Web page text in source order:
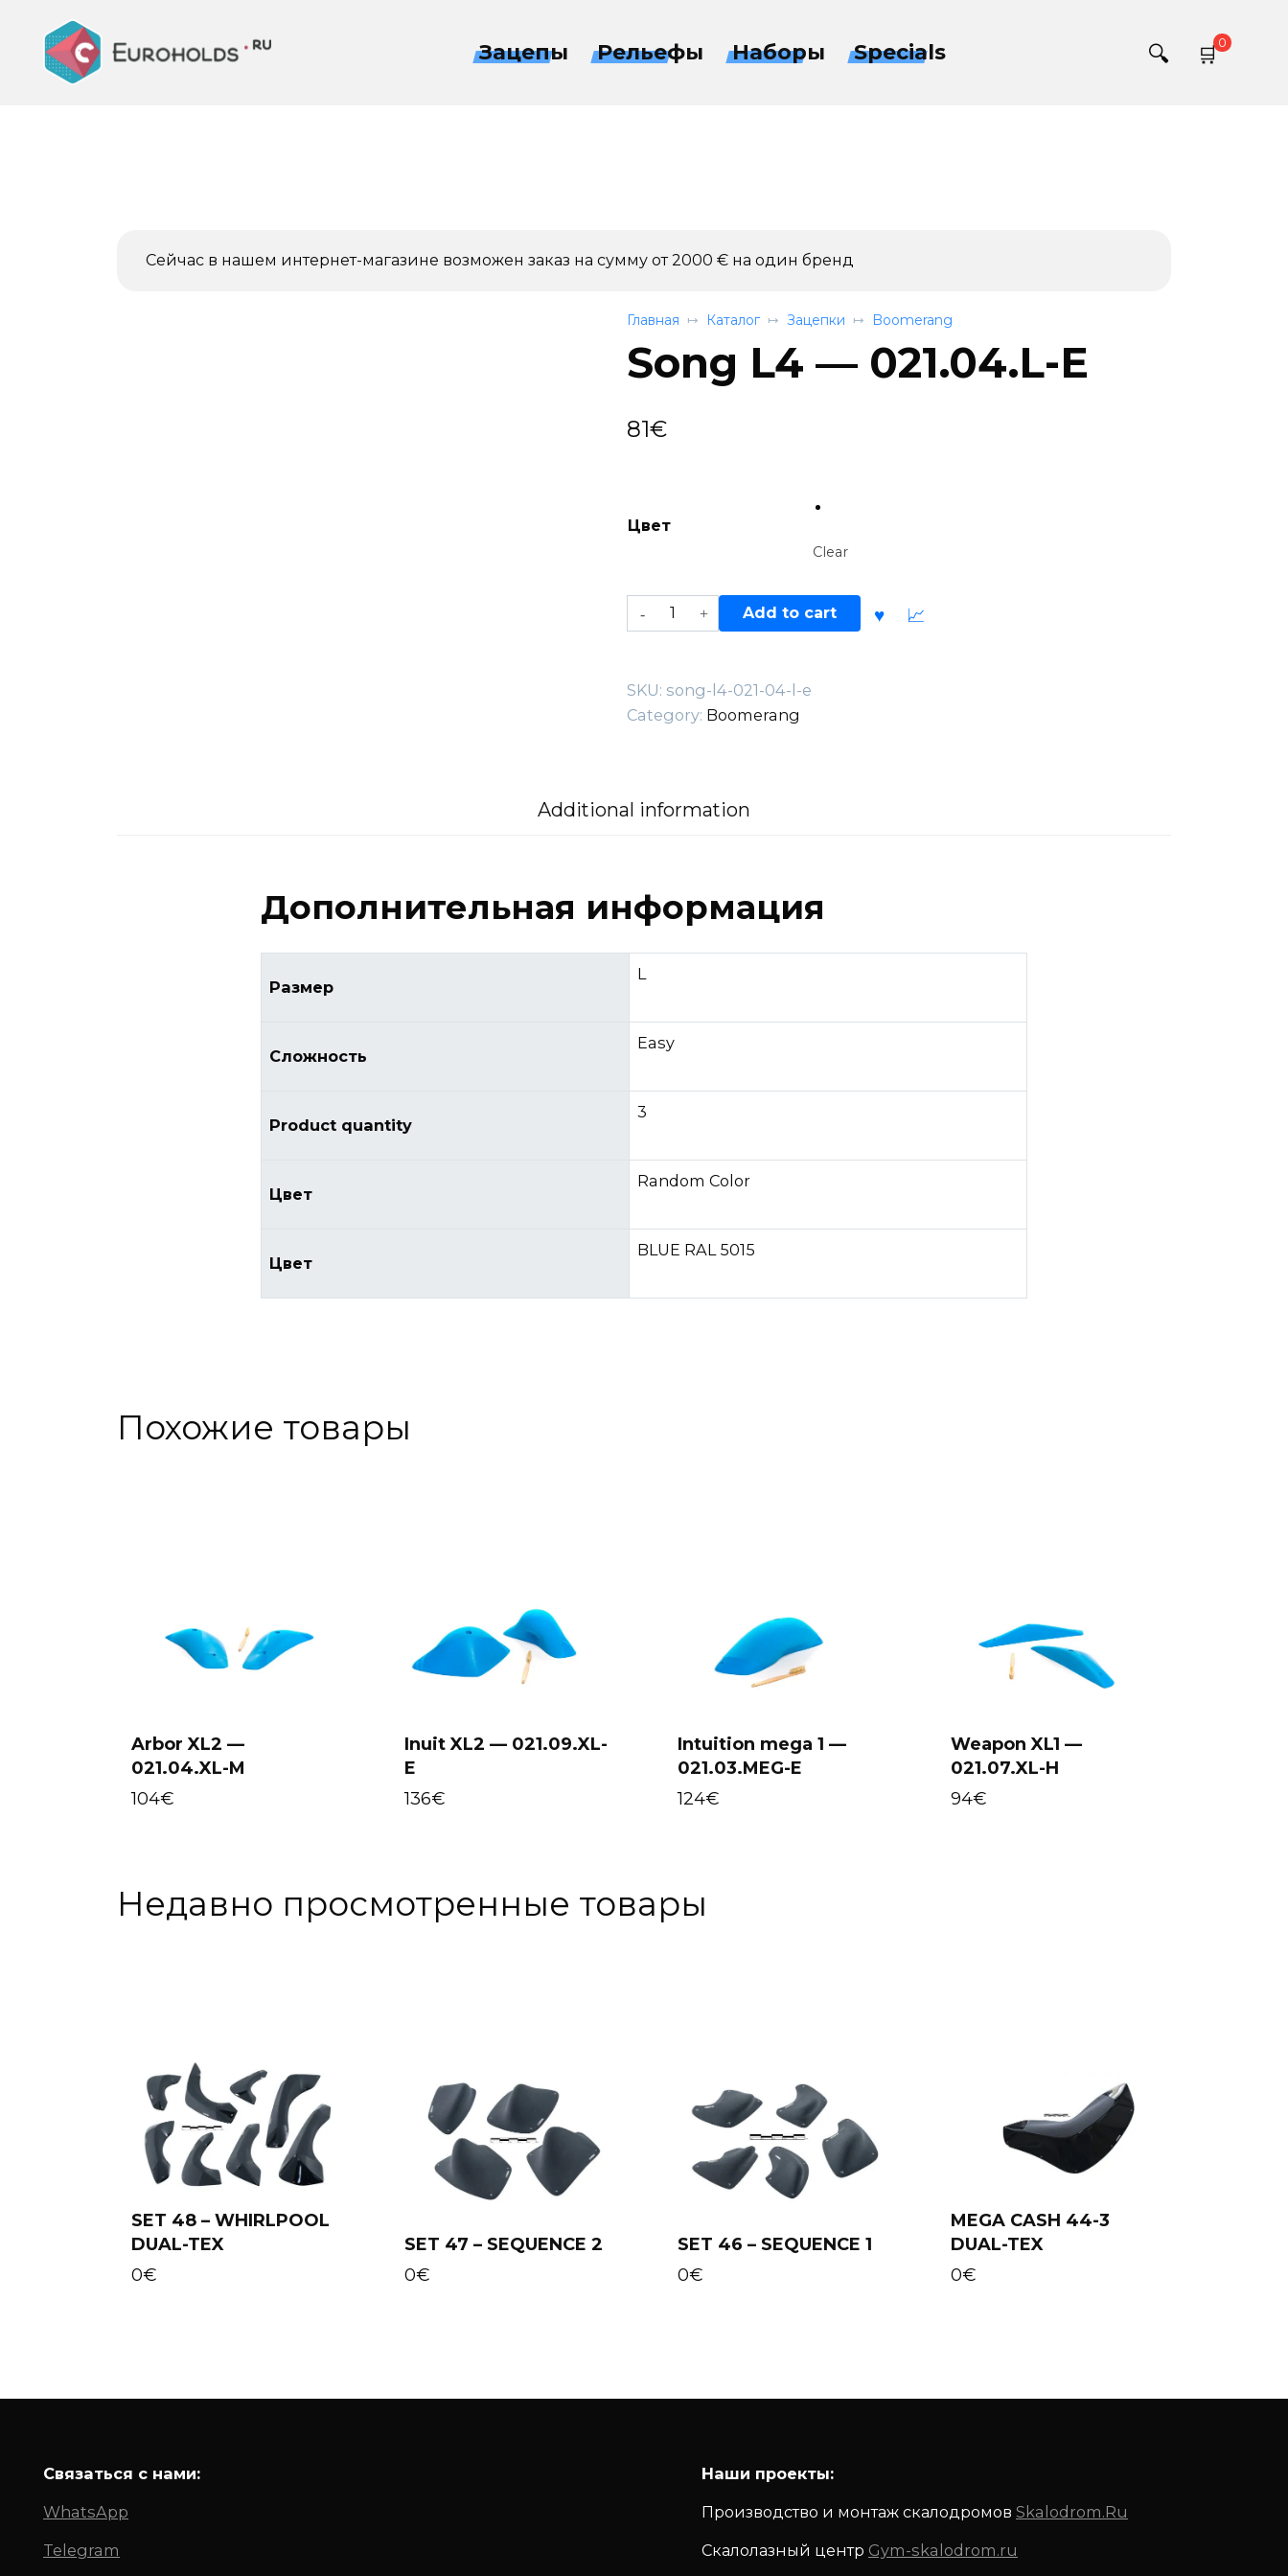
содержанию
Зацепы Рельефы Наборы Specials 0
Сейчас в нашем интернет-магазине возможен заказ на сумму от 2000 € на один бренд
Главная Каталог Зацепки Boomerang
Song L4 — 021.04.L-E
81€
Цвет
Clear
L4
E
quantity
Add to cart
SKU: song-l4-021-04-l-e
Category: Boomerang
Additional information
Дополнительная информация
Размер
L
Сложность
Easy
Product quantity
3
Цвет
Random Color
Цвет
BLUE RAL 5015
Похожие товары
Select options
Arbor XL2 —
021.04.XL-M
104€
Inuit XL2 — 021.09.XL-
E
136€
Select options
Intuition mega 1 —
021.03.MEG-E
124€
Select options
Weapon XL1 —
021.07.XL-H
94€
Недавно просмотренные товары
Add to cart
SET 48 – WHIRLPOOL
DUAL-TEX
0€
SET 47 – SEQUENCE 2
0€
SET 46 – SEQUENCE 1
0€
Add to cart
MEGA CASH 44-3
DUAL-TEX
0€
Связаться с нами:
WhatsApp
Telegram
Наши проекты:
Производство и монтаж скалодромов Skalodrom.Ru
Скалолазный центр Gym-skalodrom.ru